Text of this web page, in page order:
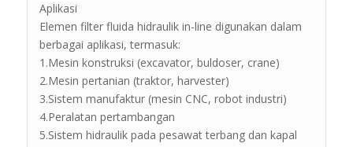
Aplikasi
Elemen filter fluida hidraulik in-line digunakan dalam
berbagai aplikasi, termasuk:
1.Mesin konstruksi (excavator, buldoser, crane)
2.Mesin pertanian (traktor, harvester)
3.Sistem manufaktur (mesin CNC, robot industri)
4.Peralatan pertambangan
5.Sistem hidraulik pada pesawat terbang dan kapal